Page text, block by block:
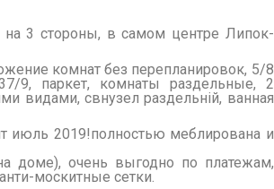
3 стороны, в самом центре Липок-
комнат без перепланировок, 5/8
9, паркет, комнаты раздельные, 2
видами, свнузел раздельній, ванная
июль 2019!полностью меблирована и
доме), очень выгодно по платежам,
москитные сетки.